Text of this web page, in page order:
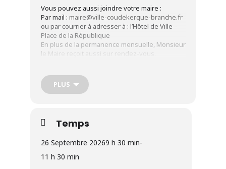
Vous pouvez aussi joindre votre maire :
Par mail : maire@ville-coudekerque-branche.fr
ou par courrier à adresser à : l’Hôtel de Ville –
Place de la République
En plus de la permanence mensuelle, Monsieur
le Maire reçoit aussi sur rendez-vous.
PLUS
Temps
26 Septembre 20269 h 30 min-
11 h 30 min